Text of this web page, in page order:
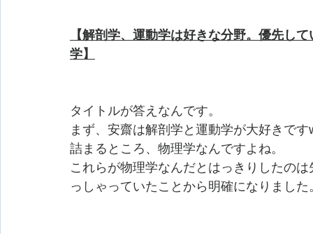
【解剖学、運動学は好きな分野。優先し
学】
タイトルが答えなんです。
まず、安齋は解剖学と運動学が大好きです
詰まるところ、物理学なんですよね。
これらが物理学なんだとはっきりしたの
っしゃっていたことから明確になりました